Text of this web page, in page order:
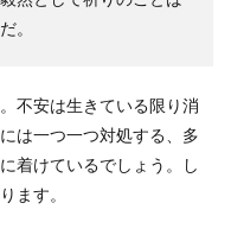
。
不安は生きている限り消
は一つ一つ対処する、多
着けているでしょう。し
ます。